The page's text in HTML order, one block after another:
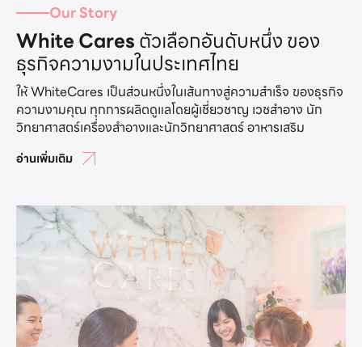
Our Story
White Caresตัวเลือกอันดับหนึ่ง ของ
ธุรกิจความงามในประเทศไทย
ให้ WhiteCares เป็นส่วนหนึ่งในเส้นทางสู่ความสำเร็จ ของธุรกิจ
ความงามคุณ ทุกการผลิตดูแลโดยผู้เชี่ยวชาญ เวชสำอาง นัก
วิทยาศาสตร์เครื่องสำอางและนักวิทยาศาสตร์ อาหารเสริม
อ่านเพิ่มเติม